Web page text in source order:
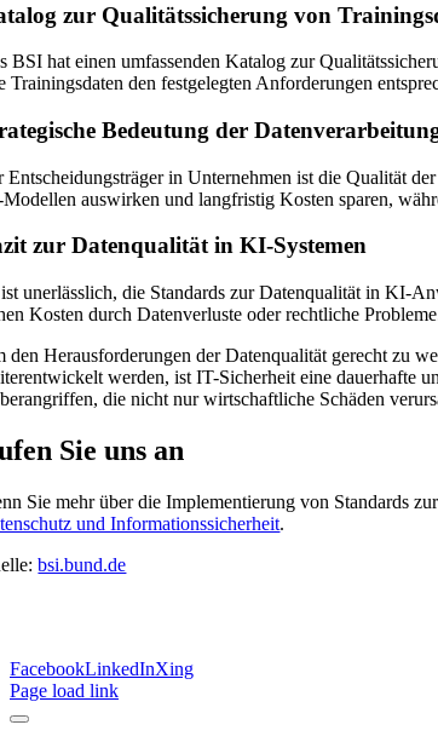
zur Qualitätssicherung von
BSI hat einen umfassenden Katalog zur
Trainingsdaten den festgelegten Anforderungen
Bedeutung der
Entscheidungsträger in Unternehmen ist die Qualität
auswirken und langfristig Kosten sparen,
zur Datenqualität in KI-Systemen
unerlässlich, die Standards zur Datenqualität in KI-
Kosten durch Datenverluste oder rechtliche
den Herausforderungen der Datenqualität gerecht zu
werden, ist IT-Sicherheit eine dauerhafte
die nicht nur wirtschaftliche Schäden
Sie uns an
Sie mehr über die Implementierung von Standards
und Informationssicherheit.
bsi.bund.de
FacebookLinkedInXing
Page load link